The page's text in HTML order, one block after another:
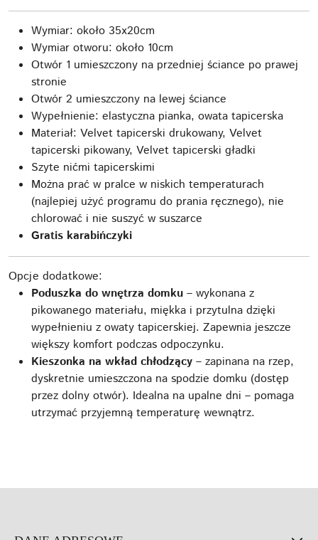
Wymiar: około 35x20cm
Wymiar otworu: około 10cm
Otwór 1 umieszczony na przedniej ściance po prawej
stronie
Otwór 2 umieszczony na lewej ściance
Wypełnienie: elastyczna pianka, owata tapicerska
Materiał: Velvet tapicerski drukowany, Velvet
tapicerski pikowany, Velvet tapicerski gładki
Szyte nićmi tapicerskimi
Można prać w pralce w niskich temperaturach
(najlepiej użyć programu do prania ręcznego), nie
chlorować i nie suszyć w suszarce
Gratis karabińczyki
Opcje dodatkowe:
Poduszka do wnętrza domku – wykonana z
pikowanego materiału, miękka i przytulna dzięki
wypełnieniu z owaty tapicerskiej. Zapewnia jeszcze
większy komfort podczas odpoczynku.
Kieszonka na wkład chłodzący – zapinana na rzep,
dyskretnie umieszczona na spodzie domku (dostęp
przez dolny otwór). Idealna na upalne dni – pomaga
utrzymać przyjemną temperaturę wewnątrz.